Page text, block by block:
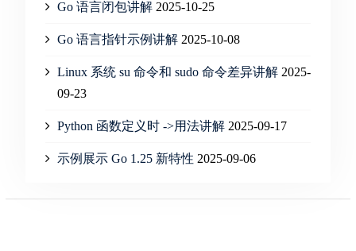
Go 语言闭包讲解 2025-10-25
Go 语言指针示例讲解 2025-10-08
Linux 系统 su 命令和 sudo 命令差异讲解 2025-
09-23
Python 函数定义时 ->用法讲解 2025-09-17
示例展示 Go 1.25 新特性 2025-09-06